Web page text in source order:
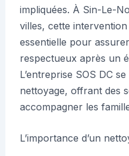
impliquées. À Sin-Le-
villes, cette
essentielle pour
respectueux après un
L’entreprise SOS DC
nettoyage, offrant des
accompagner les
L’importance d’un